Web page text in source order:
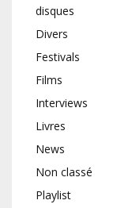
disques
Divers
Festivals
Films
Interviews
Livres
News
Non classé
Playlist